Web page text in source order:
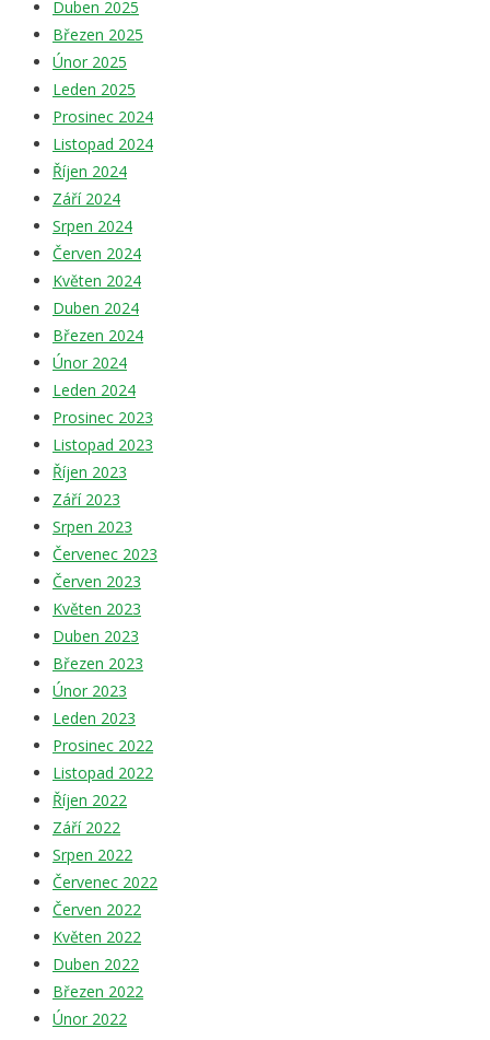
Duben 2025
Březen 2025
Únor 2025
Leden 2025
Prosinec 2024
Listopad 2024
Říjen 2024
Září 2024
Srpen 2024
Červen 2024
Květen 2024
Duben 2024
Březen 2024
Únor 2024
Leden 2024
Prosinec 2023
Listopad 2023
Říjen 2023
Září 2023
Srpen 2023
Červenec 2023
Červen 2023
Květen 2023
Duben 2023
Březen 2023
Únor 2023
Leden 2023
Prosinec 2022
Listopad 2022
Říjen 2022
Září 2022
Srpen 2022
Červenec 2022
Červen 2022
Květen 2022
Duben 2022
Březen 2022
Únor 2022